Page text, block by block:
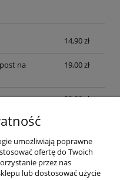
płatności
14,90 zł
na
19,00 zł
32,00 zł
firmy)
umożliwiają poprawne
ofertę do Twoich
przez nas
lub dostosować użycie